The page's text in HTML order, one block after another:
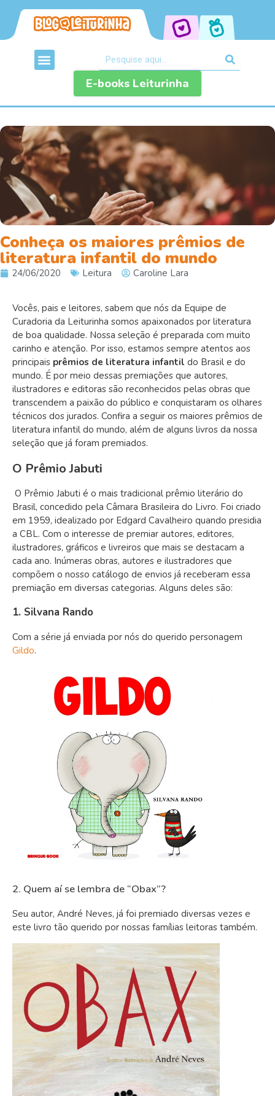
E-books Leiturinha
Conheça os maiores prêmios de
literatura infantil do mundo
24/06/2020 Leitura Caroline Lara
Vocês, pais e leitores, sabem que nós da Equipe de
Curadoria da Leiturinha somos apaixonados por literatura
de boa qualidade. Nossa seleção é preparada com muito
carinho e atenção. Por isso, estamos sempre atentos aos
principais prêmios de literatura infantil do Brasil e do
mundo. É por meio dessas premiações que autores,
ilustradores e editoras são reconhecidos pelas obras que
transcendem a paixão do público e conquistaram os olhares
técnicos dos jurados. Confira a seguir os maiores prêmios de
literatura infantil do mundo, além de alguns livros da nossa
seleção que já foram premiados.
O Prêmio Jabuti
O Prêmio Jabuti é o mais tradicional prêmio literário do
Brasil, concedido pela Câmara Brasileira do Livro. Foi criado
em 1959, idealizado por Edgard Cavalheiro quando presidia
a CBL. Com o interesse de premiar autores, editores,
ilustradores, gráficos e livreiros que mais se destacam a
cada ano. Inúmeras obras, autores e ilustradores que
compõem o nosso catálogo de envios já receberam essa
premiação em diversas categorias. Alguns deles são:
1. Silvana Rando
Com a série já enviada por nós do querido personagem
Gildo.
2. Quem aí se lembra de “Obax”?
Seu autor, André Neves, já foi premiado diversas vezes e
este livro tão querido por nossas famílias leitoras também.